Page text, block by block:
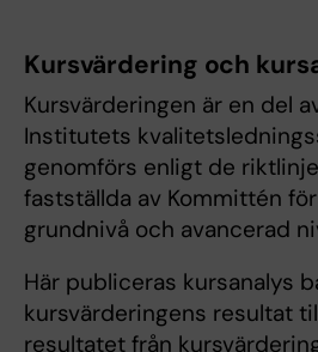
Kursvärdering och
Kursvärderingen är en del
Institutets
genomförs enligt de
fastställda av Kommittén
grundnivå och avancerad
Här publiceras kursanalys
kursvärderingens resultat
resultatet från